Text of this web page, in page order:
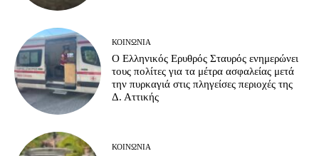
ΚΟΙΝΩΝΊΑ
Ο Ελληνικός Ερυθρός Σταυρός ενημερώνει
τους πολίτες για τα μέτρα ασφαλείας μετά
την πυρκαγιά στις πληγείσες περιοχές της
Δ. Αττικής
ΚΟΙΝΩΝΊΑ